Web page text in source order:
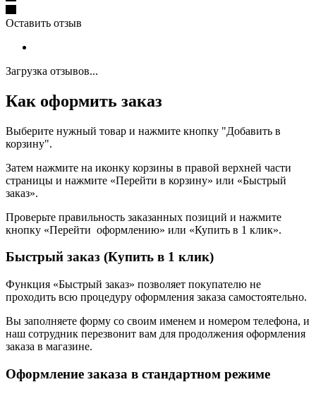
Оставить отзыв
Загрузка отзывов...
Как оформить заказ
Выберите нужный товар и нажмите кнопку "Добавить в
корзину".
Затем нажмите на иконку корзины в правой верхней части
страницы и нажмите «Перейти в корзину» или «Быстрый
заказ».
Проверьте правильность заказанных позиций и нажмите
кнопку «Перейти оформлению» или «Купить в 1 клик».
Быстрый заказ (Купить в 1 клик)
Функция «Быстрый заказ» позволяет покупателю не
проходить всю процедуру оформления заказа самостоятельно.
Вы заполняете форму со своим именем и номером телефона, и
наш сотрудник перезвонит вам для продолжения оформления
заказа в магазине.
Оформление заказа в стандартном режиме